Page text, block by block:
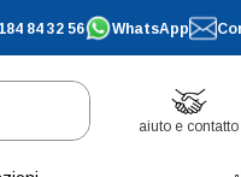
84 32 56 WhatsApp
aiuto e contatto